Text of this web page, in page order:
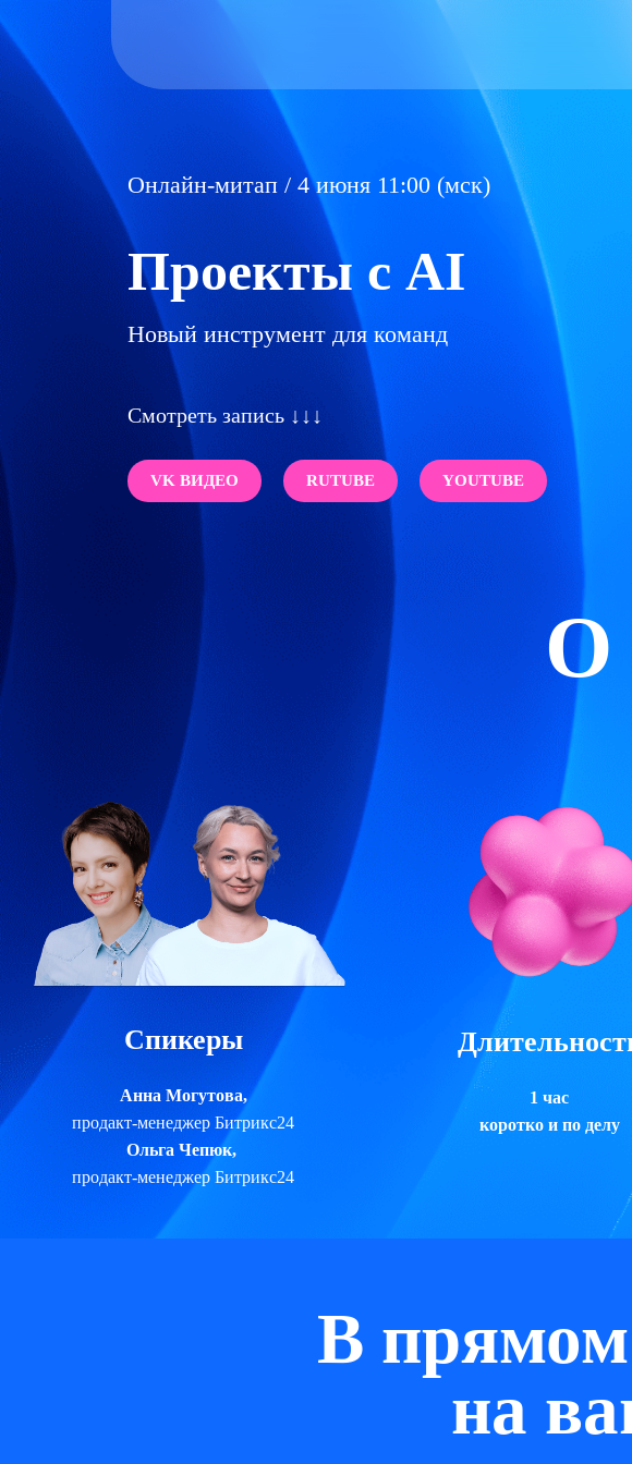
Онлайн-митап / 4 июня 11:00 (мск)
Проекты с AI
Новый инструмент для команд
Смотреть запись ↓↓↓
VK ВИДЕО RUTUBE YOUTUBE
О
Спикеры
Анна Могутова,
продакт-менеджер Битрикс24
Ольга Чепюк,
продакт-менеджер Битрикс24
1 час
коротко и по делу
В прямом
на